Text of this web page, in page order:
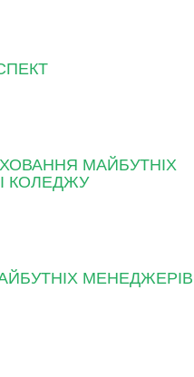
МАЙБУТНІХ
КОЛЕДЖУ
МЕНЕДЖЕРІВ